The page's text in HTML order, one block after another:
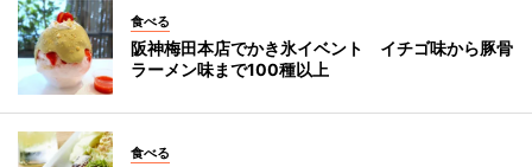
食べる
阪神梅田本店でかき氷イベント イチゴ味から豚骨
ラーメン味まで100種以上
食べる